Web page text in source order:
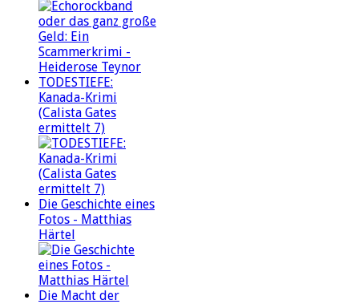
TODESTIEFE:
Kanada-Krimi
(Calista Gates
ermittelt 7)
Die Geschichte eines
Fotos - Matthias
Härtel
Die Macht der